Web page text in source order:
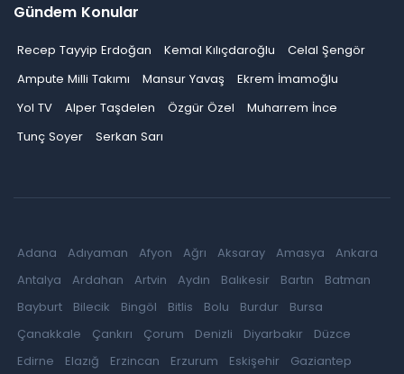
Gündem Konular
Recep Tayyip Erdoğan Kemal Kılıçdaroğlu
Celal Şengör
Ampute Milli Takımı
Mansur Yavaş
Ekrem İmamoğlu
Yol TV
Alper Taşdelen Özgür Özel
Muharrem İnce
Tunç Soyer
Serkan Sarı
Adana Adıyaman Afyon Ağrı Aksaray Amasya
Ankara
Antalya
Ardahan Artvin Aydın Balıkesir Bartın
Batman
Bayburt
Bilecik Bingöl Bitlis Bolu Burdur
Bursa
Çanakkale
Çankırı Çorum Denizli Diyarbakır
Düzce
Edirne
Elazığ Erzincan Erzurum Eskişehir
Gaziantep